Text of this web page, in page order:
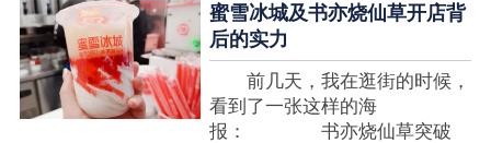
有运营不小心便会被取代，由于
受年青人的喜爱，再加全国人民
的经济发展水准提升，奶茶饮品
行业发展趋势快速，因此 这一
制造行业有着十分....
蜜雪冰城及书亦烧仙草开店背
后的实力
前几天，我在逛街的时候，
看到了一张这样的海
报： 书亦烧仙草突破